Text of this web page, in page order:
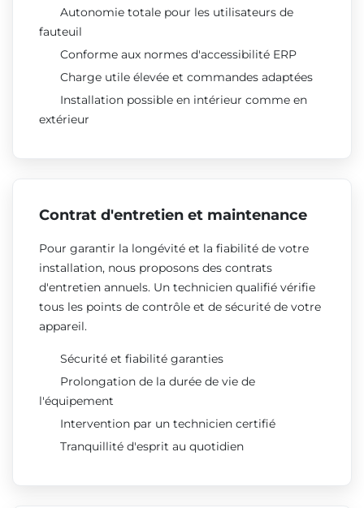
Autonomie totale pour les utilisateurs de
fauteuil
Conforme aux normes d'accessibilité ERP
Charge utile élevée et commandes adaptées
Installation possible en intérieur comme en
extérieur
Contrat d'entretien et maintenance
Pour garantir la longévité et la fiabilité de votre
installation, nous proposons des contrats
d'entretien annuels. Un technicien qualifié vérifie
tous les points de contrôle et de sécurité de votre
appareil.
Sécurité et fiabilité garanties
Prolongation de la durée de vie de
l'équipement
Intervention par un technicien certifié
Tranquillité d'esprit au quotidien